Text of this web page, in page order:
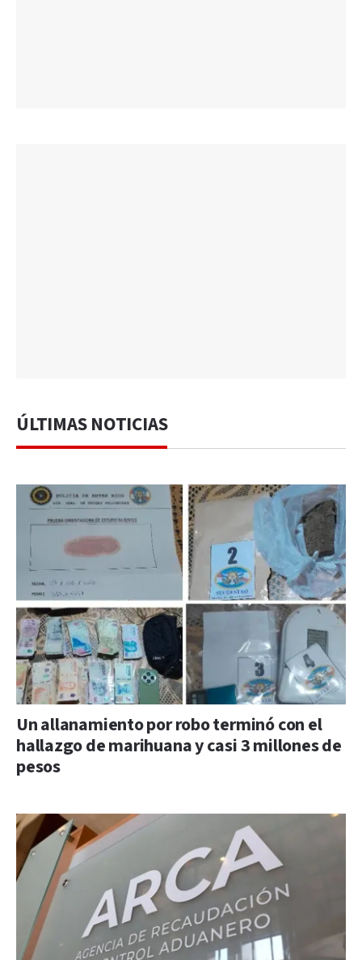
ÚLTIMAS NOTICIAS
Un allanamiento por robo terminó con el
hallazgo de marihuana y casi 3 millones de
pesos